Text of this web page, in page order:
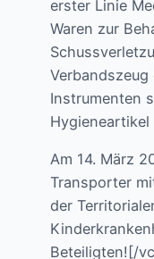
erster Linie
Waren zur
Instrumenten
Am 14. März
Transporter
der
Beteiligten![/